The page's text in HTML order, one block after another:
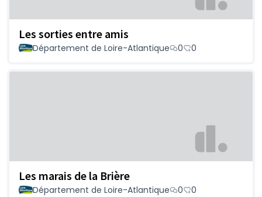
Les sorties entre amis
Département de Loire-Atlantique 0 0
Les marais de la Brière
Département de Loire-Atlantique 0 0